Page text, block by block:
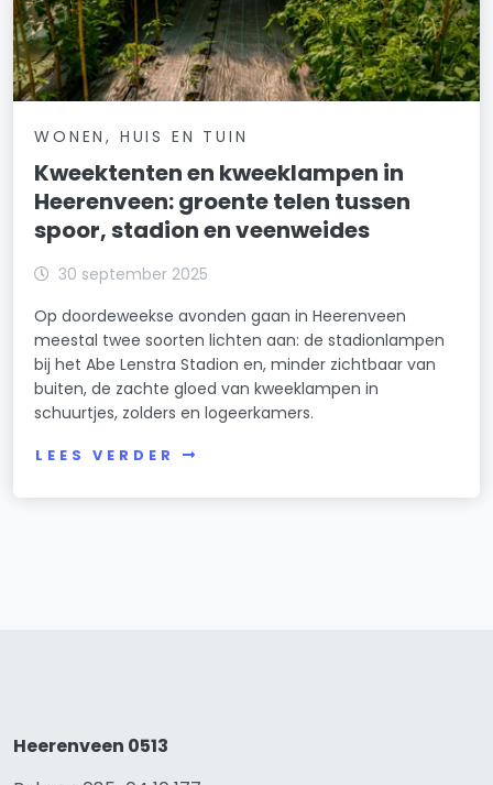
WONEN, HUIS EN TUIN
Kweektenten en kweeklampen in
Heerenveen: groente telen tussen
spoor, stadion en veenweides
30 september 2025
Op doordeweekse avonden gaan in Heerenveen
meestal twee soorten lichten aan: de stadionlampen
bij het Abe Lenstra Stadion en, minder zichtbaar van
buiten, de zachte gloed van kweeklampen in
schuurtjes, zolders en logeerkamers.
LEES VERDER
Heerenveen 0513